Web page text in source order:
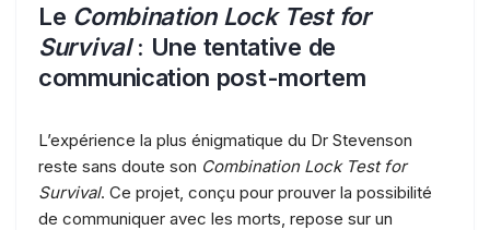
Le Combination Lock Test for
Survival: Une tentative de
communication post-mortem
L’expérience la plus énigmatique du Dr Stevenson
reste sans doute son Combination Lock Test for
Survival. Ce projet, conçu pour prouver la possibilité
de communiquer avec les morts, repose sur un